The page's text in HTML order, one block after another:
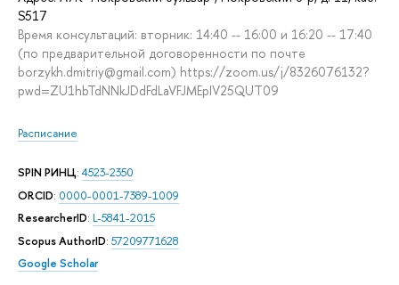
S517
Время консультаций: вторник: 14:40 -- 16:00 и 16:20 -- 17:40
(по предварительной договоренности по почте
borzykh.dmitriy@gmail.com) https://zoom.us/j/8326076132?
pwd=ZU1hbTdNNkJDdFdLaVFJMEpIV25QUT09
Расписание
SPIN РИНЦ:4523-2350
ORCID: 0000-0001-7389-1009
ResearcherID: L-5841-2015
Scopus AuthorID: 57209771628
Google Scholar